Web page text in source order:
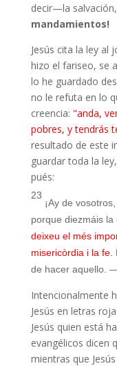
decir—la salvación,
mandamientos!
Jesús cita la ley al
hizo el fariseo, se
lo he guardado
no le refuta en lo
creencia: "anda,
pobres, y tendrás
resultado de este
guardar toda la
pués:
23
¡Ay de
porque diezmáis la
deixeu el més
misericòrdia i la fe.
de hacer aquello.
Intencionalmente
Jesús en letras
Jesús quien está
evangélicos dicen
mientras que